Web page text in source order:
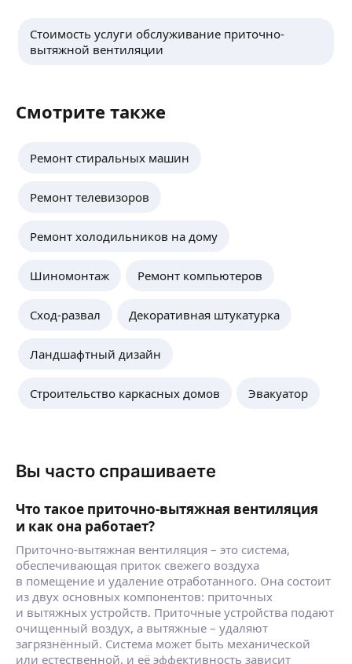
Стоимость услуги обслуживание приточно-
вытяжной вентиляции
Смотрите также
Ремонт стиральных машин
Ремонт телевизоров
Ремонт холодильников на дому
Шиномонтаж Ремонт компьютеров
Сход-развал Декоративная штукатурка
Ландшафтный дизайн
Строительство каркасных домов Эвакуатор
Вы часто спрашиваете
Что такое приточно-вытяжная вентиляция
и как она работает?
Приточно-вытяжная вентиляция – это система,
обеспечивающая приток свежего воздуха
в помещение и удаление отработанного. Она состоит
из двух основных компонентов: приточных
и вытяжных устройств. Приточные устройства подают
очищенный воздух, а вытяжные – удаляют
загрязнённый. Система может быть механической
или естественной, и её эффективность зависит